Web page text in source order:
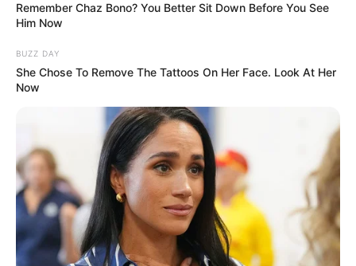
Remember Chaz Bono? You Better Sit Down Before You See
Him Now
BUZZ DAY
She Chose To Remove The Tattoos On Her Face. Look At Her
Now